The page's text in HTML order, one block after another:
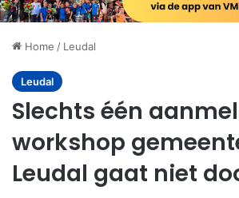
Home / Leudal
Leudal
Slechts één
workshop
Leudal gaat niet